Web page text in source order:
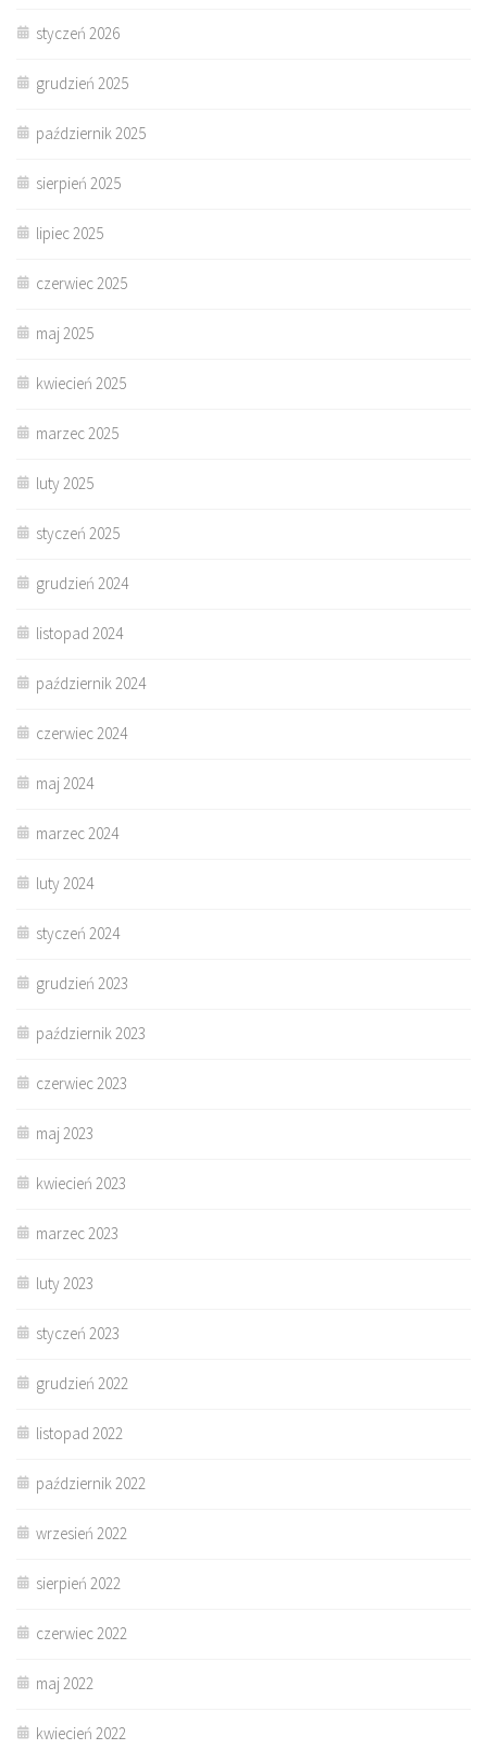
styczeń 2026
grudzień 2025
październik 2025
sierpień 2025
lipiec 2025
czerwiec 2025
maj 2025
kwiecień 2025
marzec 2025
luty 2025
styczeń 2025
grudzień 2024
listopad 2024
październik 2024
czerwiec 2024
maj 2024
marzec 2024
luty 2024
styczeń 2024
grudzień 2023
październik 2023
czerwiec 2023
maj 2023
kwiecień 2023
marzec 2023
luty 2023
styczeń 2023
grudzień 2022
listopad 2022
październik 2022
wrzesień 2022
sierpień 2022
czerwiec 2022
maj 2022
kwiecień 2022